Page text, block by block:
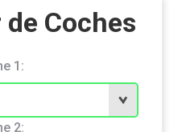
Coches
1:
2: